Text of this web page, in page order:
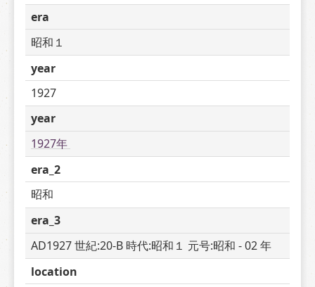
era
昭和１
year
1927
year
1927年
era_2
昭和
era_3
AD1927 世紀:20-B 時代:昭和１ 元号:昭和 - 02 年
location